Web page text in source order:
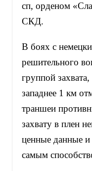
сп, орденом
СКД.
В боях с
решительного
группой
западнее 1 км
траншеи
захвату в плен
ценные данные и
самым